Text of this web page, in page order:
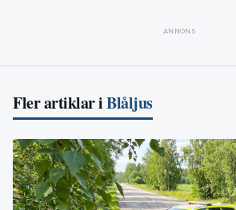
ANNONS
Fler artiklar iBlåljus